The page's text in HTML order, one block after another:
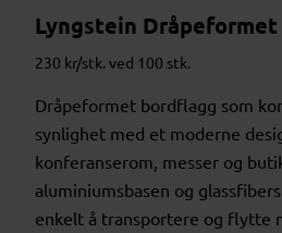
Lyngstein
230 kr/stk. ved 100 stk.
Dråpeformet bordflagg som
synlighet med et moderne
konferanserom, messer og
aluminiumsbasen og
enkelt å transportere og flytte